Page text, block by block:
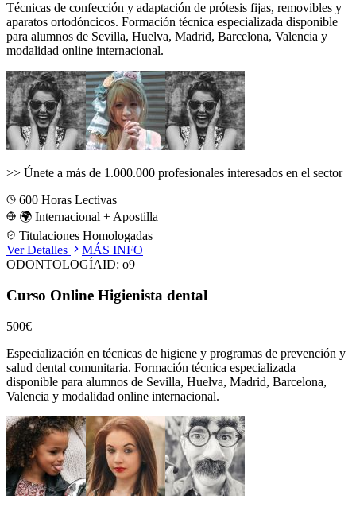
Técnicas de confección y adaptación de prótesis fijas, removibles y
aparatos ortodóncicos. Formación técnica especializada disponible
para alumnos de Sevilla, Huelva, Madrid, Barcelona, Valencia y
modalidad online internacional.
>> Únete a más de 1.000.000 profesionales interesados en el sector
600 Horas Lectivas
🌍 Internacional + Apostilla
Titulaciones Homologadas
Ver Detalles
MÁS INFO
ODONTOLOGÍAID: o9
Curso Online Higienista dental
500€
Especialización en técnicas de higiene y programas de prevención y
salud dental comunitaria. Formación técnica especializada
disponible para alumnos de Sevilla, Huelva, Madrid, Barcelona,
Valencia y modalidad online internacional.